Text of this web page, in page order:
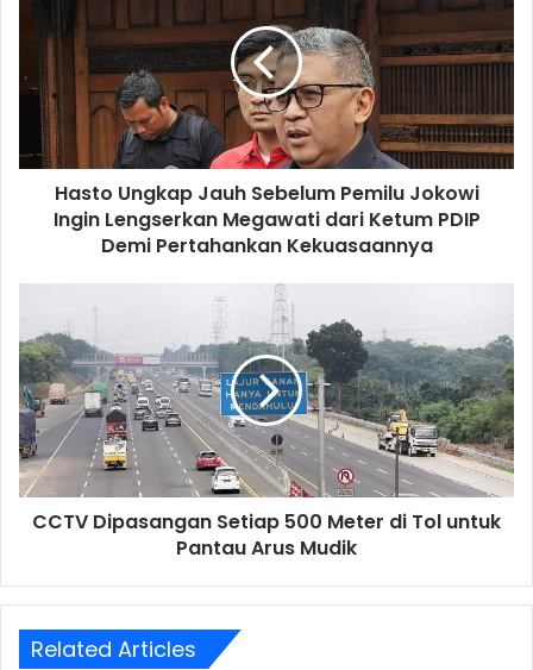
Sebelum
Pemilu
Jokowi
Ingin
Lengserkan
Megawati
Ketum
Kekuasaannya
Hasto Ungkap Jauh Sebelum Pemilu Jokowi
Ingin Lengserkan Megawati dari Ketum PDIP
Demi Pertahankan Kekuasaannya
Dipasangan
Setiap
500
Meter
di
Tol
untuk
Pantau
Arus
CCTV Dipasangan Setiap 500 Meter di Tol untuk
Pantau Arus Mudik
Related Articles